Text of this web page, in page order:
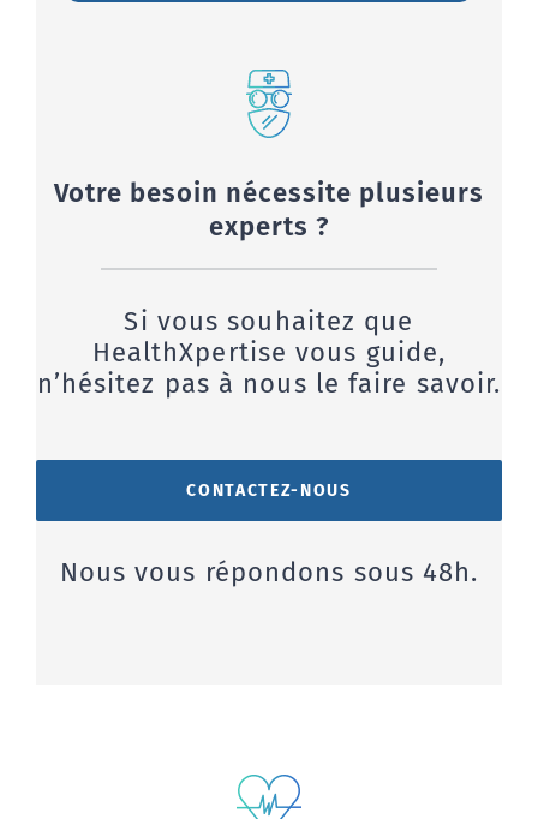
Votre besoin nécessite plusieurs
experts ?
Si vous souhaitez que
HealthXpertise vous guide,
n’hésitez pas à nous le faire savoir.
CONTACTEZ-NOUS
Nous vous répondons sous 48h.